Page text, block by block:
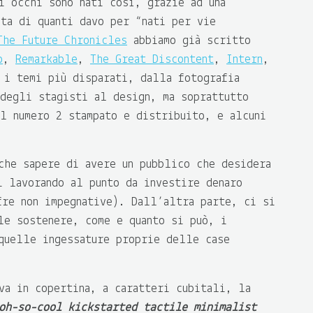
sono nati così, grazie ad una
di quanti davo per “nati per vie
Future Chronicles abbiamo già scritto
, Remarkable , The Great Discontent, Intern ,
i temi più disparati, dalla fotografia
stagisti al design, ma soprattutto
2 stampato e distribuito, e alcuni
sapere di avere un pubblico che desidera
al punto da investire denaro
non impegnative). Dall’altra parte, ci si
sostenere, come e quanto si può, i
ingessature proprie delle case
in copertina, a caratteri cubitali, la
oh-so-cool kickstarted tactile minimalist